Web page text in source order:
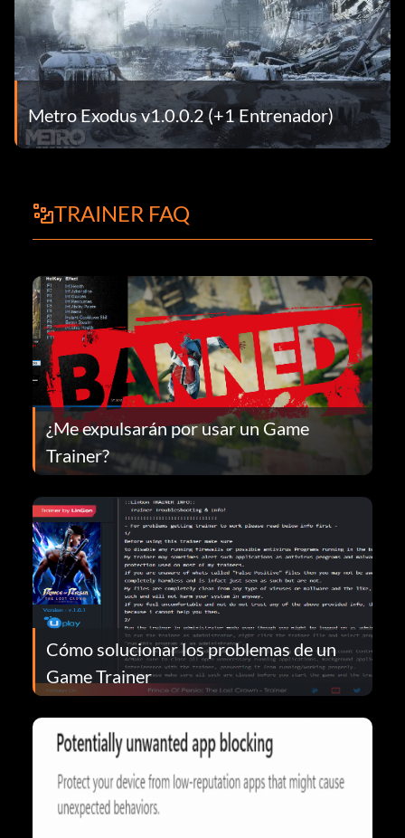
Metro Exodus v1.0.0.2 (+1 Entrenador)
TRAINER FAQ
¿Me expulsarán por usar un Game
Trainer?
Cómo solucionar los problemas de un
Game Trainer